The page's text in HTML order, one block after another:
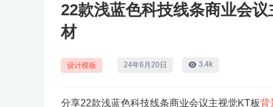
22款浅蓝色科技线条商业会
材
设计模板 24年6月20日 3.4k
分享22款浅蓝色科技线条商业会议主视觉KT板背